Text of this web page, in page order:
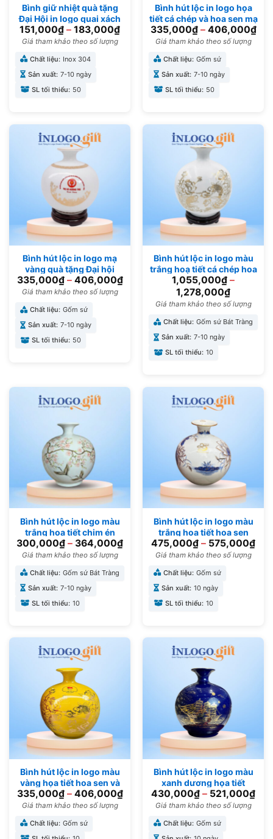
Bình giữ nhiệt quà tặng
Đại Hội in logo quai xách
nắp vặn 520ml BGN-13
151,000₫ – 183,000₫
Giá tham khảo theo số lượng
Chất liệu: Inox 304
Sản xuất: 7-10 ngày
SL tối thiểu: 50
Bình hút lộc in logo họa
tiết cá chép và hoa sen mạ
vàng 18cm BHL-06
335,000₫– 406,000₫
Giá tham khảo theo số lượng
Chất liệu: Gốm sứ
Sản xuất: 7-10 ngày
SL tối thiểu: 50
Bình hút lộc in logo mạ
vàng quà tặng Đại hội
18cm BHL-12
335,000₫– 406,000₫
Giá tham khảo theo số lượng
Chất liệu: Gốm sứ
Sản xuất: 7-10 ngày
SL tối thiểu: 50
Bình hút lộc in logo màu
trắng hoạ tiết cá chép hoa
sen vàng kim BHL-13
1,055,000₫ –
1,278,000₫
Giá tham khảo theo số lượng
Chất liệu: Gốm sứ Bát Tràng
Sản xuất: 7-10 ngày
SL tối thiểu: 10
Bình hút lộc in logo màu
trắng hoạ tiết chim én
cành đào vẽ tay BHL-11
300,000₫ – 364,000₫
Giá tham khảo theo số lượng
Chất liệu: Gốm sứ Bát Tràng
Sản xuất: 7-10 ngày
SL tối thiểu: 10
Bình hút lộc in logo màu
trắng họa tiết hoa sen
viền vàng kim BHL-01
475,000₫ – 575,000₫
Giá tham khảo theo số lượng
Chất liệu: Gốm sứ
Sản xuất: 10 ngày
SL tối thiểu: 10
Bình hút lộc in logo màu
vàng họa tiết hoa sen và
cá chép BHL-03
335,000₫– 406,000₫
Giá tham khảo theo số lượng
Chất liệu: Gốm sứ
Bình hút lộc in logo màu
xanh dương họa tiết
thuận buồm xuôi gió BHL-
04
430,000₫ – 521,000₫
Giá tham khảo theo số lượng
Chất liệu: Gốm sứ